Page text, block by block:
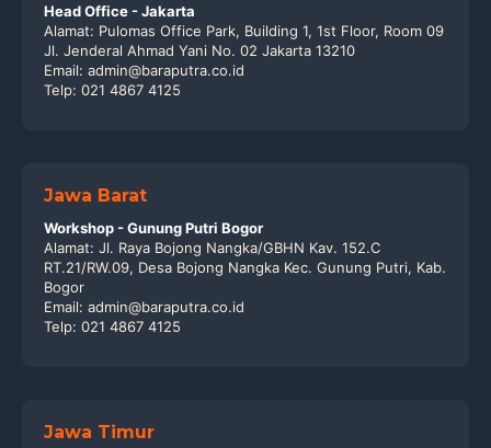
Head Office - Jakarta
Alamat: Pulomas Office Park, Building 1, 1st Floor, Room 09
Jl. Jenderal Ahmad Yani No. 02 Jakarta 13210
Email: admin@baraputra.co.id
Telp: 021 4867 4125
Jawa Barat
Workshop - Gunung Putri Bogor
Alamat: Jl. Raya Bojong Nangka/GBHN Kav. 152.C
RT.21/RW.09, Desa Bojong Nangka Kec. Gunung Putri, Kab.
Bogor
Email: admin@baraputra.co.id
Telp: 021 4867 4125
Jawa Timur